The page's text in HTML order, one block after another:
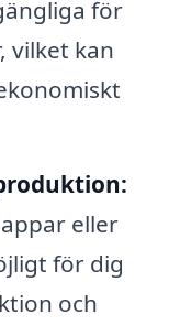
för
vilket kan
eller
för dig
och